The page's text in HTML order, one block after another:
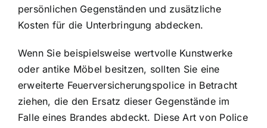
persönlichen Gegenständen und zusätzliche
Kosten für die Unterbringung abdecken.
Wenn Sie beispielsweise wertvolle Kunstwerke
oder antike Möbel besitzen, sollten Sie eine
erweiterte Feuerversicherungspolice in Betracht
ziehen, die den Ersatz dieser Gegenstände im
Falle eines Brandes abdeckt. Diese Art von Police